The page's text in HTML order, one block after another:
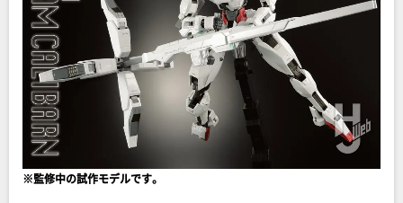
※監修中の試作モデルです。